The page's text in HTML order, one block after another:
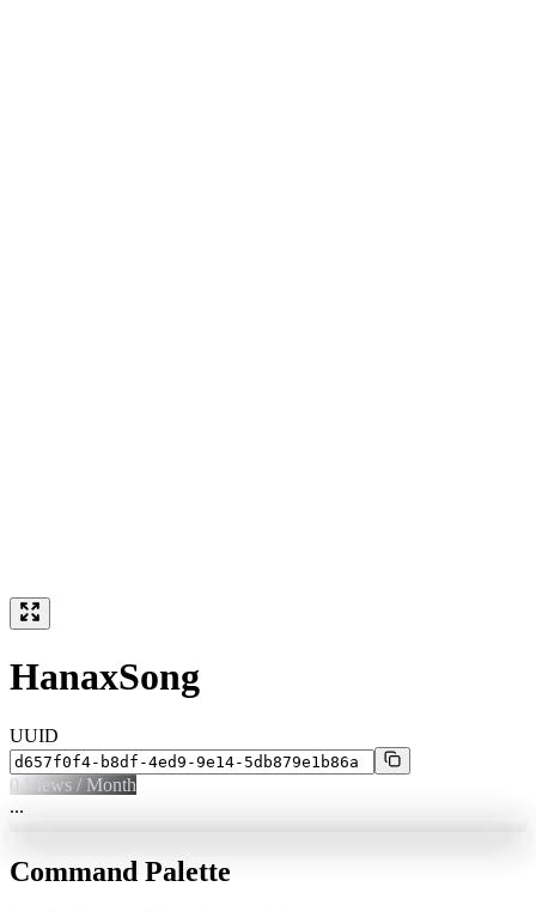
HanaxSong
UUID
0 Views / Month
...
Command Palette